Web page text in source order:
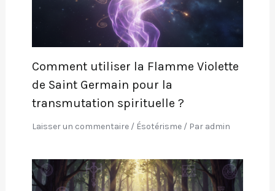
Comment utiliser la Flamme Violette
de Saint Germain pour la
transmutation spirituelle ?
Laisser un commentaire / Ésotérisme/ Par admin